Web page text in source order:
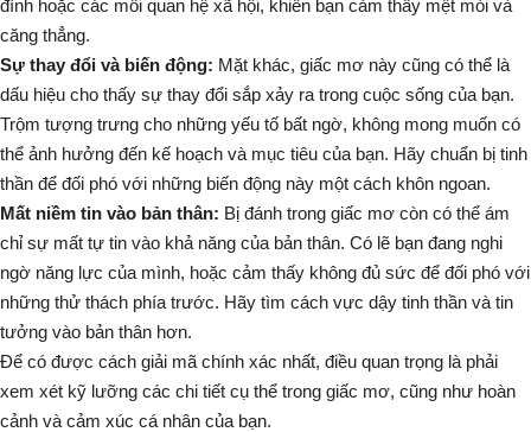
đình hoặc các mối quan hệ xã hội, khiến bạn cảm thấy mệt mỏi và
căng thẳng.
Sự thay đổi và biến động: Mặt khác, giấc mơ này cũng có thể là
dấu hiệu cho thấy sự thay đổi sắp xảy ra trong cuộc sống của bạn.
Trộm tượng trưng cho những yếu tố bất ngờ, không mong muốn có
thể ảnh hưởng đến kế hoạch và mục tiêu của bạn. Hãy chuẩn bị tinh
thần để đối phó với những biến động này một cách khôn ngoan.
Mất niềm tin vào bản thân: Bị đánh trong giấc mơ còn có thể ám
chỉ sự mất tự tin vào khả năng của bản thân. Có lẽ bạn đang nghi
ngờ năng lực của mình, hoặc cảm thấy không đủ sức để đối phó với
những thử thách phía trước. Hãy tìm cách vực dậy tinh thần và tin
tưởng vào bản thân hơn.
Để có được cách giải mã chính xác nhất, điều quan trọng là phải
xem xét kỹ lưỡng các chi tiết cụ thể trong giấc mơ, cũng như hoàn
cảnh và cảm xúc cá nhân của bạn.